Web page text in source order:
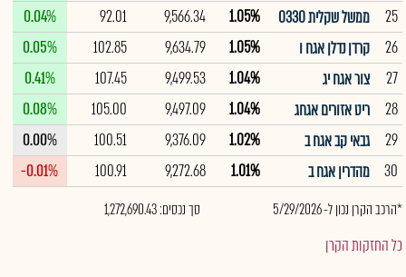
25
ממשל שקלית 0330 1.05%
9,566.34
92.01
0.04%
26
קרדן נדלן אגח ו 1.05%
9,634.79
102.85
0.05%
27
צור אגח יג 1.04%
9,499.53
107.45
0.41%
28
ריט אזורים אגחג 1.04%
9,497.09
105.00
0.08%
29
גבאי קב אגח ב 1.02%
9,376.09
100.51
0.00%
30
מהדרין אגח ב 1.01%
9,272.68
100.91
-0.01%
*הרכב הקרן נכון ל- 5/29/2026 סך נכסים: 1,272,690.43
כל החזקות הקרן